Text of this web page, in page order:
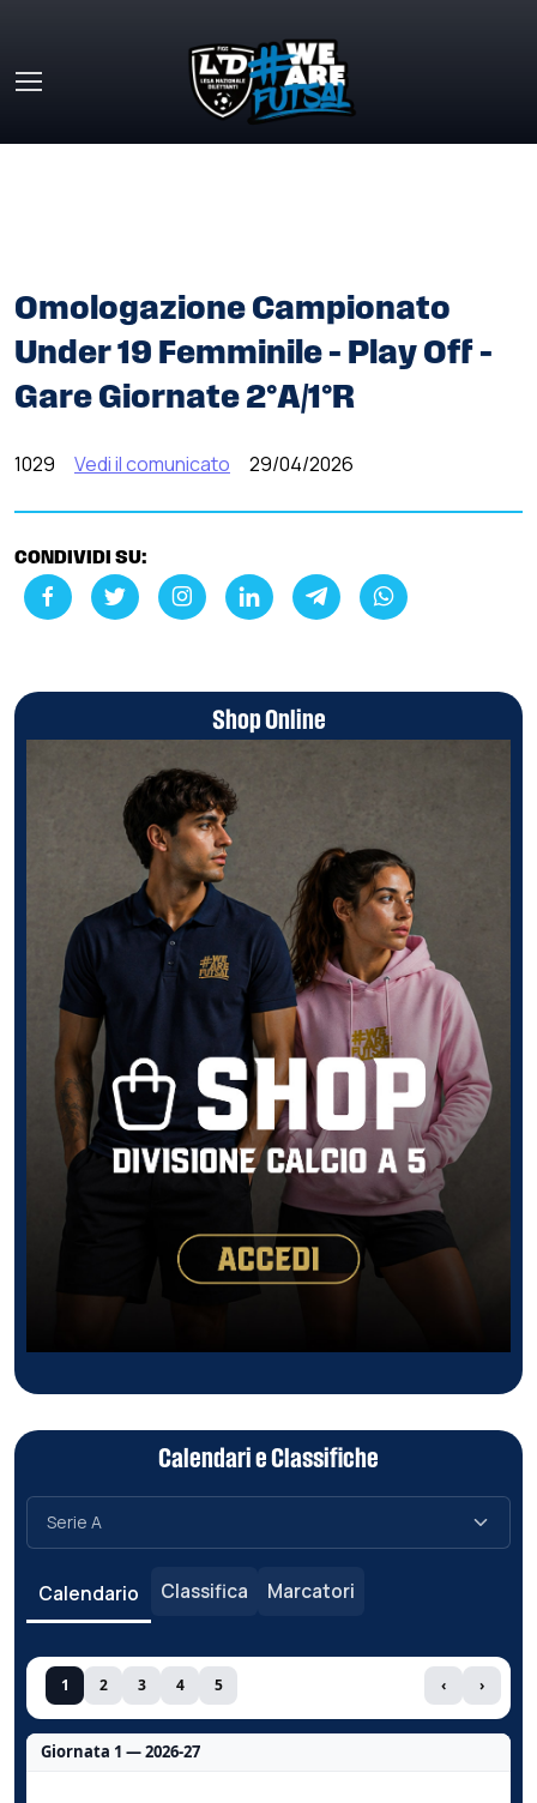
Omologazione Campionato
Under 19 Femminile – Play Off –
Gare Giornate 2°A/1°R
1029 Vedi il comunicato 29/04/2026
CONDIVIDI SU:
Shop Online
Calendari e Classifiche
Calendario Classifica Marcatori
1 2 3 4 5 ‹ ›
Giornata 1 — 2026-27